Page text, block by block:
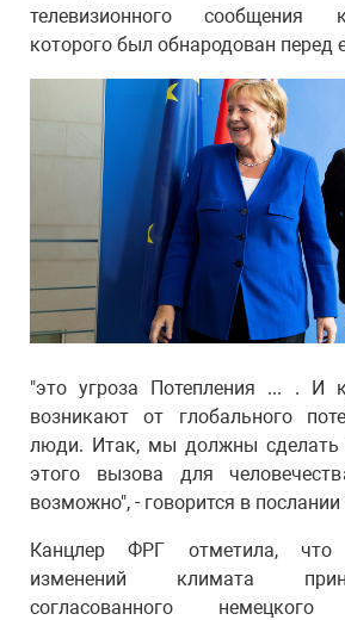
телевизионного сообщения
которого был обнародован перед
"это угроза Потепления ... . И
возникают от глобального
люди. Итак, мы должны сделать
этого вызова для
возможно", - говорится в
Канцлер ФРГ отметила, что
изменений климата
согласованного